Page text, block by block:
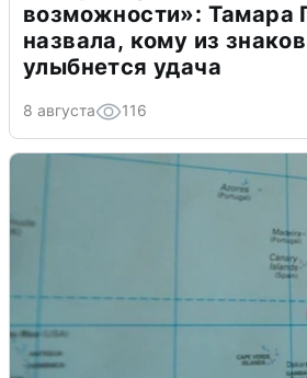
возможности»: Тамара
назвала, кому из
улыбнется удача
8 августа 116